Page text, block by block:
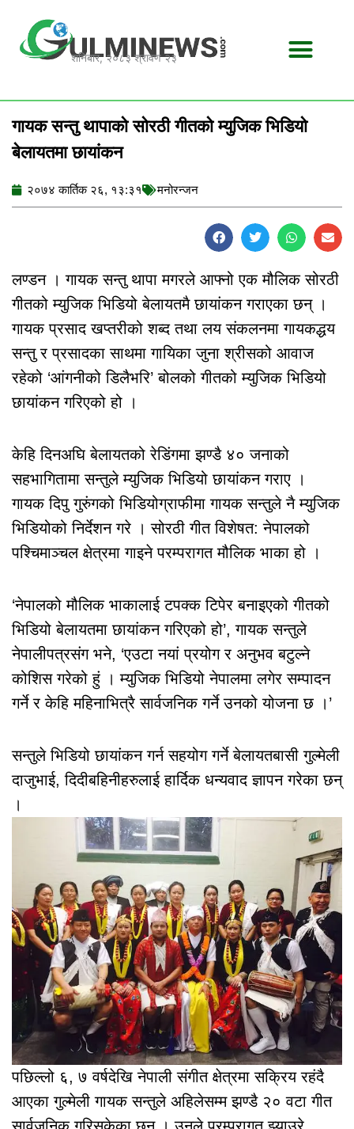
content
शनिबार, २०८३ श्रावण २३
गायक सन्तु थापाको सोरठी गीतको म्युजिक भिडियो
बेलायतमा छायांकन
२०७४ कार्तिक २६, १३:३१ मनोरन्जन
लण्डन । गायक सन्तु थापा मगरले आफ्नो एक मौलिक सोरठी
गीतको म्युजिक भिडियो बेलायतमै छायांकन गराएका छन् ।
गायक प्रसाद खप्तरीको शब्द तथा लय संकलनमा गायकद्धय
सन्तु र प्रसादका साथमा गायिका जुना श्रीसको आवाज
रहेको ‘आंगनीको डिलैभरि’ बोलको गीतको म्युजिक भिडियो
छायांकन गरिएको हो ।
केहि दिनअघि बेलायतको रेडिंगमा झण्डै ४० जनाको
सहभागितामा सन्तुले म्युजिक भिडियो छायांकन गराए ।
गायक दिपु गुरुंगको भिडियोग्राफीमा गायक सन्तुले नै म्युजिक
भिडियोको निर्देशन गरे । सोरठी गीत विशेषत: नेपालको
पश्चिमाञ्चल क्षेत्रमा गाइने परम्परागत मौलिक भाका हो ।
‘नेपालको मौलिक भाकालाई टपक्क टिपेर बनाइएको गीतको
भिडियो बेलायतमा छायांकन गरिएको हो’, गायक सन्तुले
नेपालीपत्रसंग भने, ‘एउटा नयां प्रयोग र अनुभव बटुल्ने
कोशिस गरेको हुं । म्युजिक भिडियो नेपालमा लगेर सम्पादन
गर्ने र केहि महिनाभित्रै सार्वजनिक गर्ने उनको योजना छ ।’
सन्तुले भिडियो छायांकन गर्न सहयोग गर्ने बेलायतबासी गुल्मेली
दाजुभाई, दिदीबहिनीहरुलाई हार्दिक धन्यवाद ज्ञापन गरेका छन्
।
पछिल्लो ६, ७ वर्षदेखि नेपाली संगीत क्षेत्रमा सक्रिय रहंदै
आएका गुल्मेली गायक सन्तुले अहिलेसम्म झण्डै २० वटा गीत